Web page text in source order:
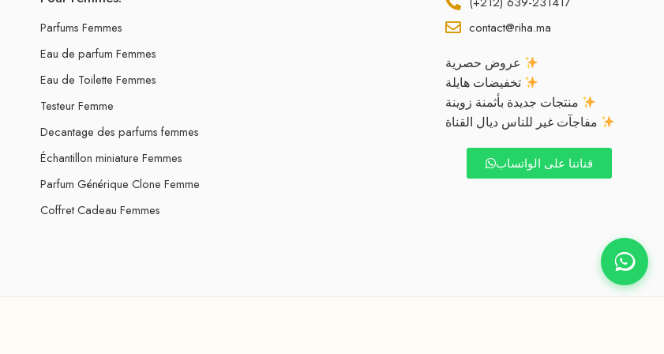
Parfums Femmes
Eau de parfum Femmes
Eau de Toilette Femmes
Testeur Femme
Decantage des parfums femmes
Échantillon miniature Femmes
Parfum Générique Clone Femme
Coffret Cadeau Femmes
contact@riha.ma
عروض حصرية
تخفيضات هايلة
منتجات جديدة بأثمنة زوينة
مفاجآت غير للناس ديال القناة
قناتنا على الواتساب